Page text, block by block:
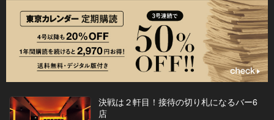
決戦は２軒目！接待の切り札になるバー6
店